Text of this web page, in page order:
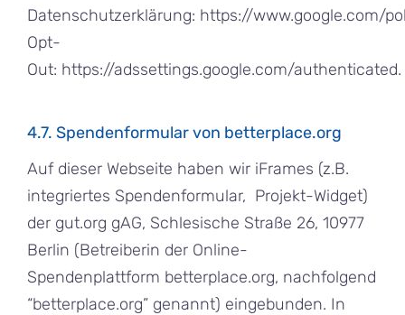
Datenschutzerklärung: https://www.google.com/
Opt-
Out: https://adssettings.google.com/authenticated.
4.7. Spendenformular von betterplace.org
Auf dieser Webseite haben wir iFrames (z.B.
integriertes Spendenformular, Projekt-Widget)
der gut.org gAG, Schlesische Straße 26, 10977
Berlin (Betreiberin der Online-
Spendenplattform betterplace.org, nachfolgend
“betterplace.org” genannt) eingebunden. In